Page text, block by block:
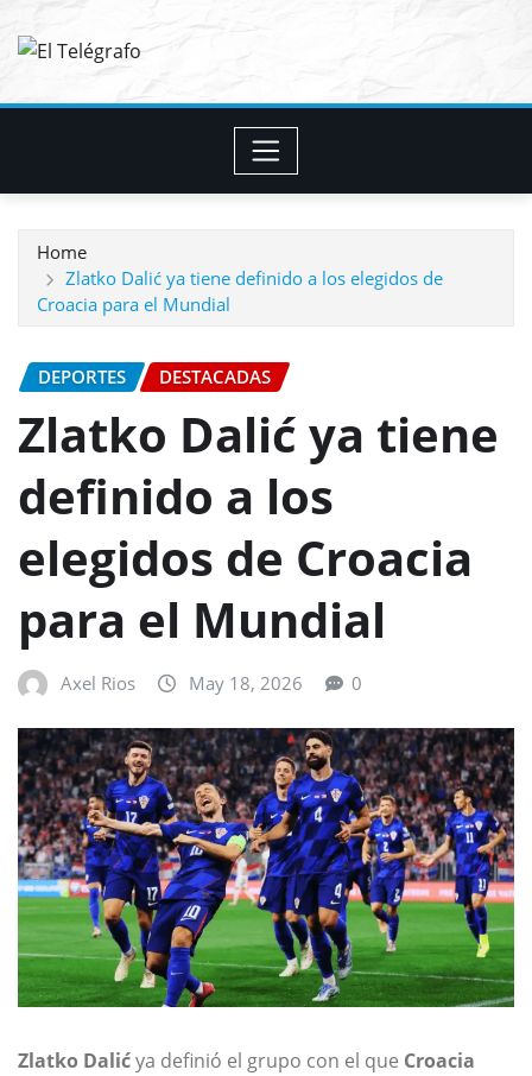
Home
Zlatko Dalić ya tiene definido a los elegidos de
Croacia para el Mundial
DEPORTES DESTACADAS
Zlatko Dalić ya tiene
definido a los
elegidos de Croacia
para el Mundial
Axel Rios May 18, 2026 0
Zlatko Dalićya definió el grupo con el que Croacia